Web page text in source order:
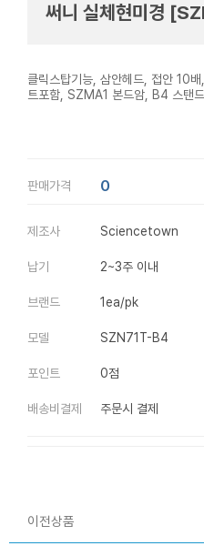
써니 실체현미경
클릭스탑기능, 삼안헤드, 접안 10
트포함, SZMA1 본드암, B4 스탠
판매가격 0
제조사 Sciencetown
납기 2~3주 이내
브랜드 1ea/pk
모델 SZN71T-B4
포인트 0점
배송비결제 주문시 결제
이전상품